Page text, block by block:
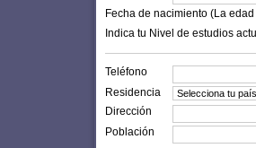
Fecha de nacimiento (La
Indica tu Nivel de estudios
Teléfono
Residencia
Dirección
Población